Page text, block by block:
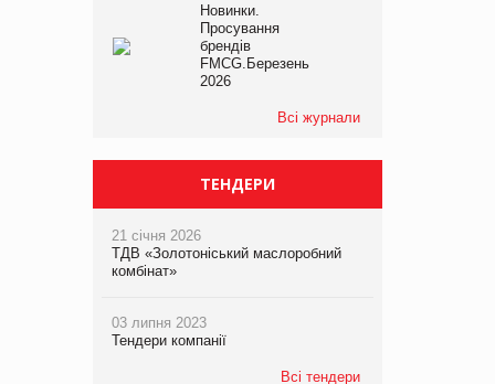
Новинки.
Просування
брендів
FMCG.Березень
2026
Всі журнали
ТЕНДЕРИ
21 січня 2026
ТДВ «Золотоніський маслоробний
комбінат»
03 липня 2023
Тендери компанії
Всі тендери